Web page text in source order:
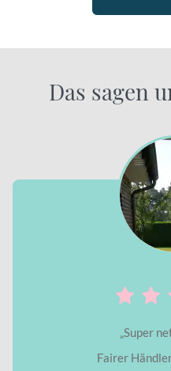
Das sagen
„Super
Fairer